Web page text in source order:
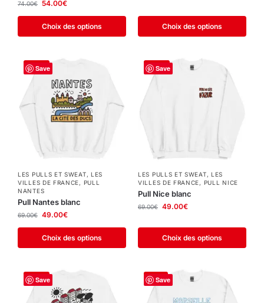
74.00€ 54.00€
Choix des options Choix des options
Save
-29%
LES PULLS ET SWEAT,LES
VILLES DE FRANCE, PULL
NANTES
Pull Nantes blanc
69.00€ 49.00€
Choix des options
Save
-29%
LES PULLS ET SWEAT,LES
VILLES DE FRANCE, PULL NICE
Pull Nice blanc
69.00€ 49.00€
Choix des options
Save
-29% Save
-31%